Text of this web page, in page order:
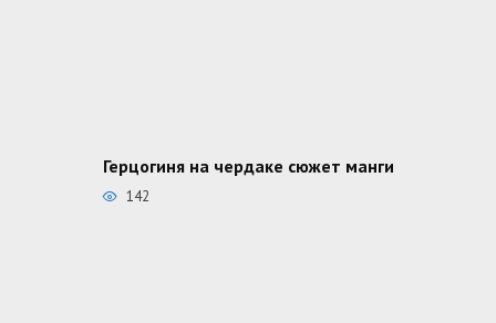
Герцогиня на чердаке сюжет манги
142